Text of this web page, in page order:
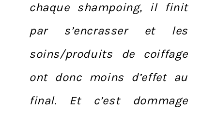
chaque shampoing, il finit
par s’encrasser et les
soins/produits de coiffage
ont donc moins d’effet au
final. Et c’est dommage